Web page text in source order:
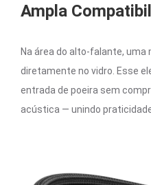
Ampla
Na área do alto-falante, uma
diretamente no vidro. Esse
entrada de poeira sem
acústica — unindo